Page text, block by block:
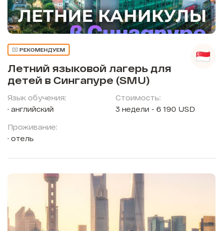
👍🏼 РЕКОМЕНДУЕМ
Летний языковой лагерь для
детей в Сингапуре (SMU)
Язык обучения:
английский
Проживание:
отель
Стоимость:
3 недели - 6 190 USD